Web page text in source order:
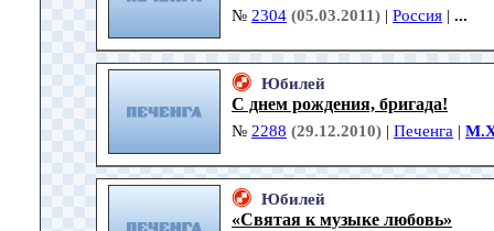
№ 2304 (05.03.2011) | Россия | ...
Юбилей
С днем рождения, бригада!
№ 2288 (29.12.2010) | Печенга |
Юбилей
«Святая к музыке любовь»